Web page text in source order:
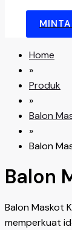
Home
»
Produk
»
Balon
»
Balon
Balon
Balon Maskot
memperkuat